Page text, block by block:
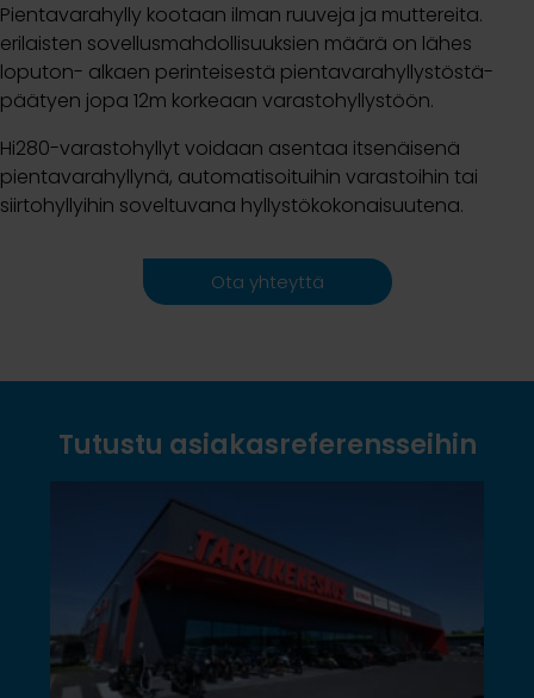
Pientavarahylly kootaan ilman ruuveja ja muttereita.
erilaisten sovellusmahdollisuuksien määrä on lähes
loputon- alkaen perinteisestä pientavarahyllystöstä-
päätyen jopa 12m korkeaan varastohyllystöön.
Hi280-varastohyllyt voidaan asentaa itsenäisenä
pientavarahyllynä, automatisoituihin varastoihin tai
siirtohyllyihin soveltuvana hyllystökokonaisuutena.
Ota yhteyttä
Tutustu asiakasreferensseihin